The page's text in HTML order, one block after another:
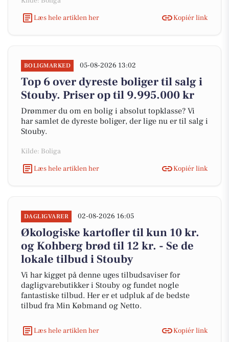
Læs hele artiklen her
Kopiér link
BOLIGMARKED 05-08-2026 13:02
Top 6 over dyreste boliger til salg i
Stouby. Priser op til 9.995.000 kr
Drømmer du om en bolig i absolut topklasse? Vi
har samlet de dyreste boliger, der lige nu er til salg i
Stouby.
Kilde: Boliga
Læs hele artiklen her
Kopiér link
DAGLIGVARER 02-08-2026 16:05
Økologiske kartofler til kun 10 kr.
og Kohberg brød til 12 kr. - Se de
lokale tilbud i Stouby
Vi har kigget på denne uges tilbudsaviser for
dagligvarebutikker i Stouby og fundet nogle
fantastiske tilbud. Her er et udpluk af de bedste
tilbud fra Min Købmand og Netto.
Læs hele artiklen her Kopiér link